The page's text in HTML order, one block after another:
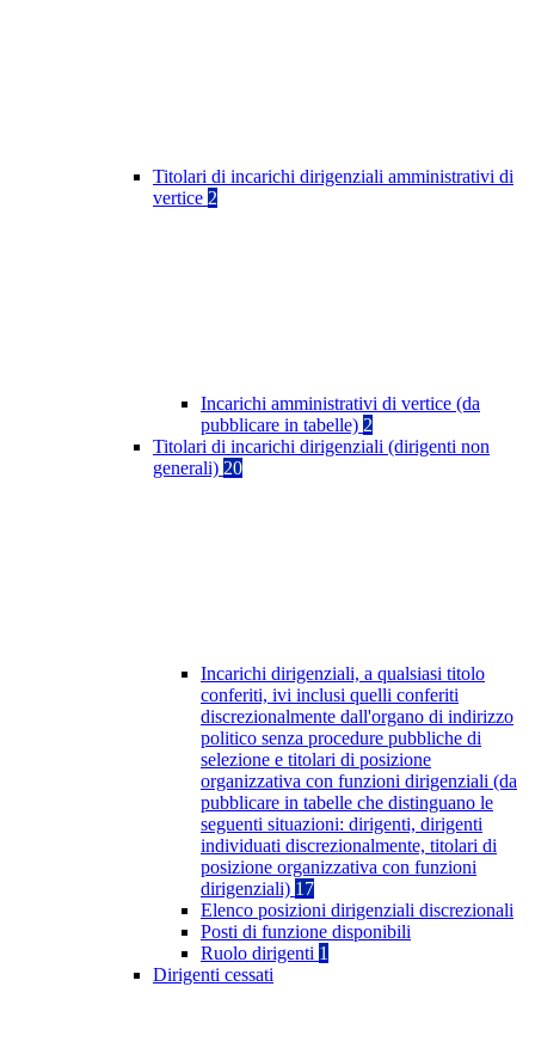
Titolari di incarichi dirigenziali amministrativi di
vertice 2
Incarichi amministrativi di vertice (da
pubblicare in tabelle) 2
Titolari di incarichi dirigenziali (dirigenti non
generali) 20
Incarichi dirigenziali, a qualsiasi titolo
conferiti, ivi inclusi quelli conferiti
discrezionalmente dall'organo di indirizzo
politico senza procedure pubbliche di
selezione e titolari di posizione
organizzativa con funzioni dirigenziali (da
pubblicare in tabelle che distinguano le
seguenti situazioni: dirigenti, dirigenti
individuati discrezionalmente, titolari di
posizione organizzativa con funzioni
dirigenziali) 17
Elenco posizioni dirigenziali discrezionali
Posti di funzione disponibili
Ruolo dirigenti 1
Dirigenti cessati